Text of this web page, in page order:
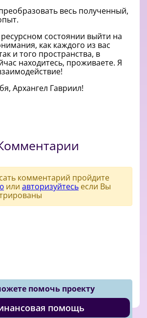
весь полученный,
состоянии выйти на
как каждого из вас
и того пространства, в
находитесь, проживаете. Я
Архангел Гавриил!
комментарий пройдите
или авторизуйтесь если Вы
помочь проекту
помощь